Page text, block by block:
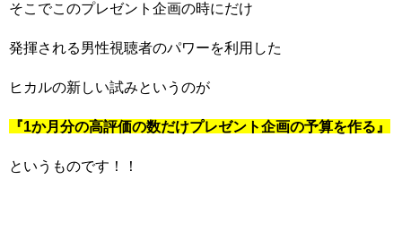
そこでこのプレゼント企画の時にだけ
発揮される男性視聴者のパワーを利用した
ヒカルの新しい試みというのが
『1か月分の高評価の数だけプレゼント企画の予算を作る』
というものです！！